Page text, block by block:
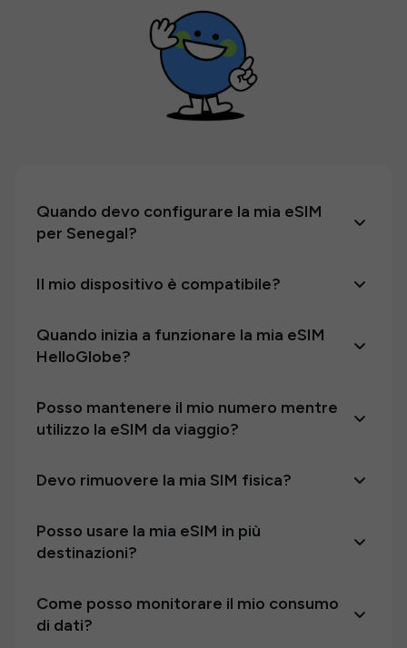
Quando devo configurare la mia eSIM
per Senegal?
Il mio dispositivo è compatibile?
Quando inizia a funzionare la mia eSIM
HelloGlobe?
Posso mantenere il mio numero mentre
utilizzo la eSIM da viaggio?
Devo rimuovere la mia SIM fisica?
Posso usare la mia eSIM in più
destinazioni?
Come posso monitorare il mio consumo
di dati?